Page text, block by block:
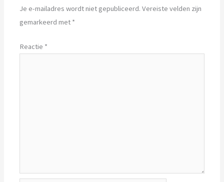
Je e-mailadres wordt niet gepubliceerd. Vereiste velden zijn
gemarkeerd met *
Reactie *